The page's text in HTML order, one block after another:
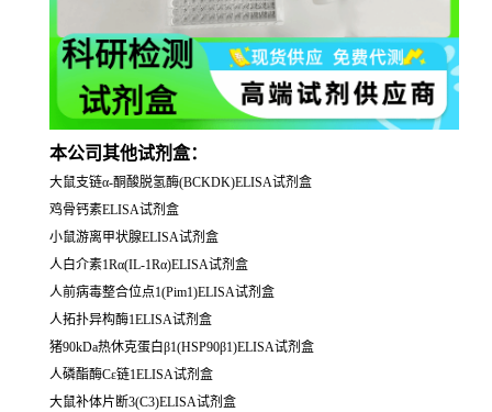
本公司其他试剂盒：
大鼠支链α-酮酸脱氢酶(BCKDK)ELISA试剂盒
鸡骨钙素ELISA试剂盒
小鼠游离甲状腺ELISA试剂盒
人白介素1Rα(IL-1Rα)ELISA试剂盒
人前病毒整合位点1(Pim1)ELISA试剂盒
人拓扑异构酶1ELISA试剂盒
猪90kDa热休克蛋白β1(HSP90β1)ELISA试剂盒
人磷酯酶Cε链1ELISA试剂盒
大鼠补体片断3(C3)ELISA试剂盒